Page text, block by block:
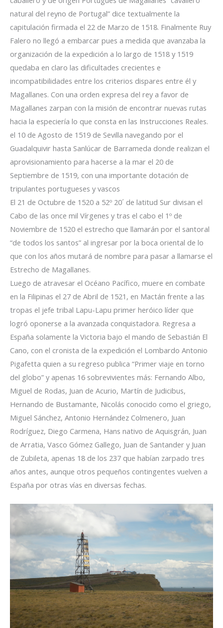
natural del reyno de Portugal” dice textualmente la
capitulación firmada el 22 de Marzo de 1518. Finalmente Ruy
Falero no llegó a embarcar pues a medida que avanzaba la
organización de la expedición a lo largo de 1518 y 1519
quedaba en claro las dificultades crecientes e
incompatibilidades entre los criterios dispares entre él y
Magallanes. Con una orden expresa del rey a favor de
Magallanes zarpan con la misión de encontrar nuevas rutas
hacia la especiería lo que consta en las Instrucciones Reales.
el 10 de Agosto de 1519 de Sevilla navegando por el
Guadalquivir hasta Sanlúcar de Barrameda donde realizan el
aprovisionamiento para hacerse a la mar el 20 de
Septiembre de 1519, con una importante dotación de
tripulantes portugueses y vascos
El 21 de Octubre de 1520 a 52º 20´ de latitud Sur divisan el
Cabo de las once mil Vírgenes y tras el cabo el 1º de
Noviembre de 1520 el estrecho que llamarán por el santoral
“de todos los santos” al ingresar por la boca oriental de lo
que con los años mutará de nombre para pasar a llamarse el
Estrecho de Magallanes.
Luego de atravesar el Océano Pacífico, muere en combate
en la Filipinas el 27 de Abril de 1521, en Mactán frente a las
tropas el jefe tribal Lapu-Lapu primer heróico líder que
logró oponerse a la avanzada conquistadora. Regresa a
España solamente la Victoria bajo el mando de Sebastián El
Cano, con el cronista de la expedición el Lombardo Antonio
Pigafetta quien a su regreso publica “Primer viaje en torno
del globo” y apenas 16 sobrevivientes más: Fernando Albo,
Miguel de Rodas, Juan de Acurio, Martín de Judicibus,
Hernando de Bustamante, Nicolás conocido como el griego,
Miguel Sánchez, Antonio Hernández Colmenero, Juan
Rodríguez, Diego Carmena, Hans nativo de Aquisgrán, Juan
de Arratia, Vasco Gómez Gallego, Juan de Santander y Juan
de Zubileta, apenas 18 de los 237 que habían zarpado tres
años antes, aunque otros pequeños contingentes vuelven a
España por otras vías en diversas fechas.